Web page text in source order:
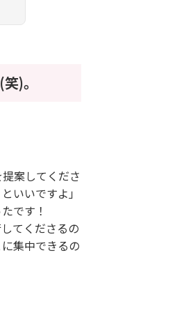
)。
案してくださ
いいですよ」
です！
てくださるの
集中できるの